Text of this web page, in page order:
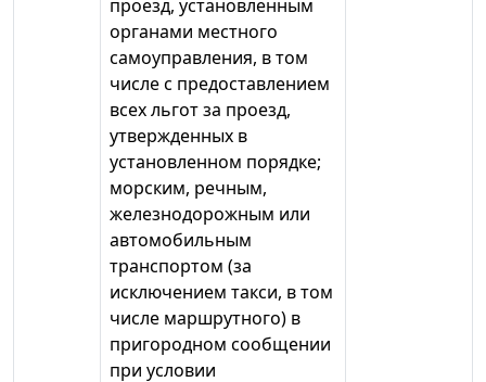
проезд, установленным
органами местного
самоуправления, в том
числе с предоставлением
всех льгот за проезд,
утвержденных в
установленном порядке;
морским, речным,
железнодорожным или
автомобильным
транспортом (за
исключением такси, в том
числе маршрутного) в
пригородном сообщении
при условии